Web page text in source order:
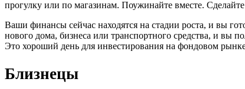
прогулку или по магазинам. Поужинайте вместе.
Ваши финансы сейчас находятся на стадии роста, и вы
нового дома, бизнеса или транспортного средства, и вы
Это хороший день для инвестирования на фондовом
Близнецы